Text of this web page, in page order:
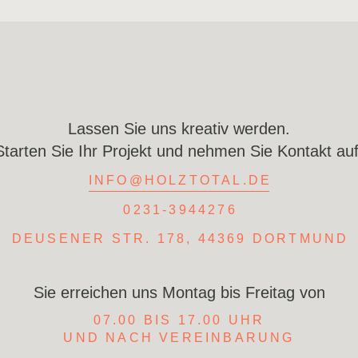
Lassen Sie uns kreativ werden.
Sie Ihr Projekt und nehmen Sie Kontakt
INFO@HOLZTOTAL.DE
0231-3944276
DEUSENER STR. 178, 44369 DORTMUND
Sie erreichen uns Montag bis Freitag von
07.00 BIS 17.00 UHR
UND NACH VEREINBARUNG